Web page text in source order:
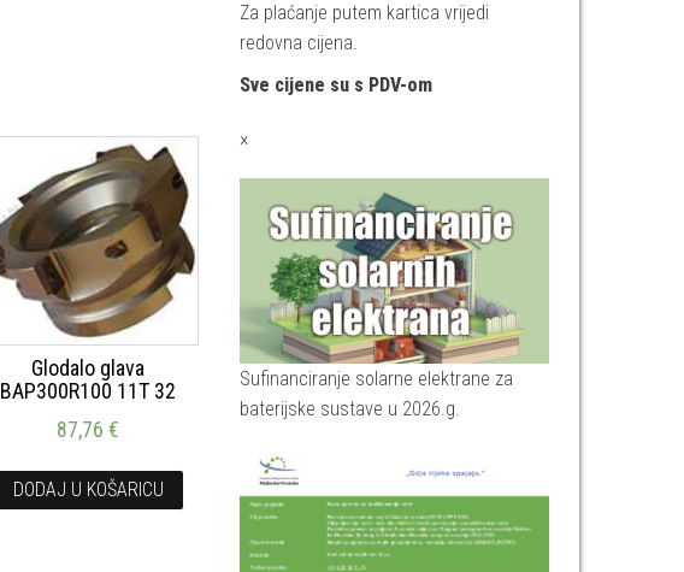
Glodalo glava
BAP300R100 11T 32
87,76€
DODAJ U KOŠARICU
Za plaćanje putem kartica vrijedi
redovna cijena.
Sve cijene su s PDV-om
×
Sufinanciranje solarne elektrane za
baterijske sustave u 2026.g.